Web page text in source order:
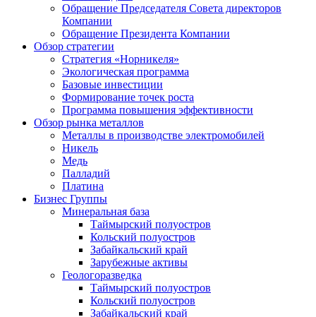
Обращение Председателя Совета директоров
Компании
Обращение Президента Компании
Обзор стратегии
Стратегия «Норникеля»
Экологическая программа
Базовые инвестиции
Формирование точек роста
Программа повышения эффективности
Обзор рынка металлов
Металлы в производстве электромобилей
Никель
Медь
Палладий
Платина
Бизнес Группы
Минеральная база
Таймырский полуостров
Кольский полуостров
Забайкальский край
Зарубежные активы
Геологоразведка
Таймырский полуостров
Кольский полуостров
Забайкальский край